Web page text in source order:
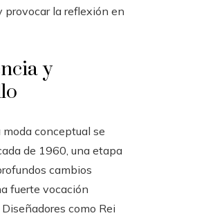
provocar la reflexión en
y
moda conceptual se
de 1960, una etapa
cambios
fuerte vocación
como Rei